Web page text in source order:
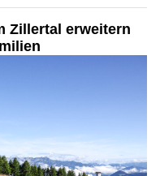
Zillertal erweitern